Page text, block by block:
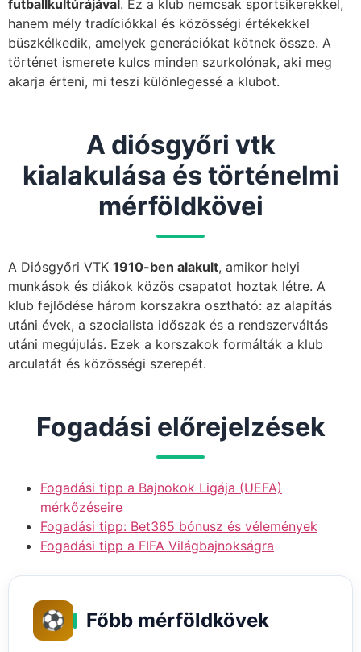
futballkultúrájával. Ez a klub nemcsak sportsikerekkel,
hanem mély tradíciókkal és közösségi értékekkel
büszkélkedik, amelyek generációkat kötnek össze. A
történet ismerete kulcs minden szurkolónak, aki meg
akarja érteni, mi teszi különlegessé a klubot.
A diósgyőri vtk
kialakulása és történelmi
mérföldkövei
A Diósgyőri VTK 1910-ben alakult, amikor helyi
munkások és diákok közös csapatot hoztak létre. A
klub fejlődése három korszakra osztható: az alapítás
utáni évek, a szocialista időszak és a rendszerváltás
utáni megújulás. Ezek a korszakok formálták a klub
arculatát és közösségi szerepét.
Fogadási előrejelzések
Fogadási tipp a Bajnokok Ligája (UEFA)
mérkőzéseire
Fogadási tipp: Bet365 bónusz és vélemények
Fogadási tipp a FIFA Világbajnokságra
⚽ Főbb mérföldkövek